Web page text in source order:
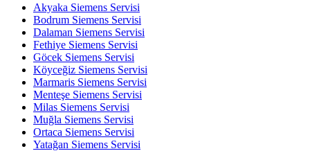
Akyaka Siemens Servisi
Bodrum Siemens Servisi
Dalaman Siemens Servisi
Fethiye Siemens Servisi
Göcek Siemens Servisi
Köyceğiz Siemens Servisi
Marmaris Siemens Servisi
Menteşe Siemens Servisi
Milas Siemens Servisi
Muğla Siemens Servisi
Ortaca Siemens Servisi
Yatağan Siemens Servisi